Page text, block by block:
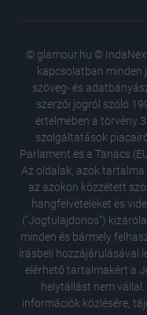
© glamour.hu ©
kapcsolatban minden
szöveg- és
szerzői jogról szóló
értelmében a törvény
szolgáltatások
Parlament és a Tanács
Az oldalak, azok tartalma
az azokon közzétett
hangfelvételeket és
("Jogtulajdonos")
minden és bármely
írásbeli hozzájárulásával
elérhető tartalmakért a
helytállást nem
információk közlésére,